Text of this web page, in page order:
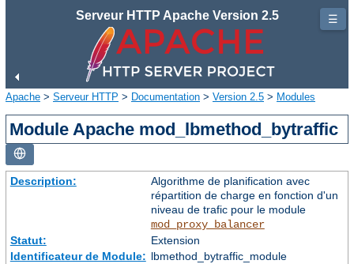
Serveur HTTP Apache Version 2.5
Apache > Serveur HTTP > Documentation > Version 2.5 > Modules
Module Apache mod_lbmethod_bytraffic
Description:
Algorithme de planification avec
répartition de charge en fonction d'un
niveau de trafic pour le module
mod_proxy_balancer
Statut:
Extension
Identificateur de Module: lbmethod_bytraffic_module
☰